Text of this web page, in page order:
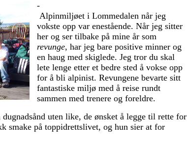
-
Alpinmiljøet i Lommedalen når jeg
vokste opp var enestående. Når jeg sitter
her og ser tilbake på mine år som
revunge, har jeg bare positive minner og
en haug med skiglede. Jeg tror du skal
lete lenge etter et bedre sted å vokse opp
for å bli alpinist. Revungene bevarte sitt
fantastiske miljø med å reise rundt
sammen med trenere og foreldre.
uten like, de ønsket å legge til rette for
smake på toppidrettslivet, og hun sier at for